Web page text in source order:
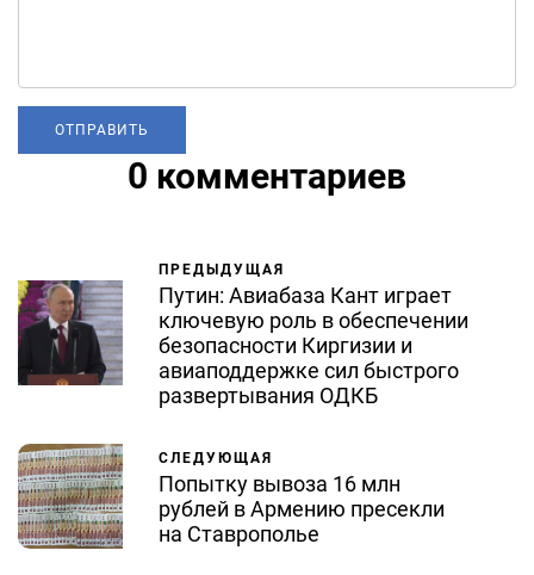
0 комментариев
ПРЕДЫДУЩАЯ
Путин: Авиабаза Кант играет
ключевую роль в обеспечении
безопасности Киргизии и
авиаподдержке сил быстрого
развертывания ОДКБ
СЛЕДУЮЩАЯ
Попытку вывоза 16 млн
рублей в Армению пресекли
на Ставрополье